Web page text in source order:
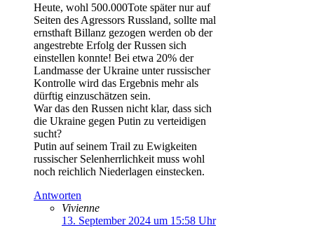
Heute, wohl 500.000Tote später nur auf
Seiten des Agressors Russland, sollte mal
ernsthaft Billanz gezogen werden ob der
angestrebte Erfolg der Russen sich
einstellen konnte! Bei etwa 20% der
Landmasse der Ukraine unter russischer
Kontrolle wird das Ergebnis mehr als
dürftig einzuschätzen sein.
War das den Russen nicht klar, dass sich
die Ukraine gegen Putin zu verteidigen
sucht?
Putin auf seinem Trail zu Ewigkeiten
russischer Selenherrlichkeit muss wohl
noch reichlich Niederlagen einstecken.
Antworten
Vivienne
13. September 2024 um 15:58 Uhr